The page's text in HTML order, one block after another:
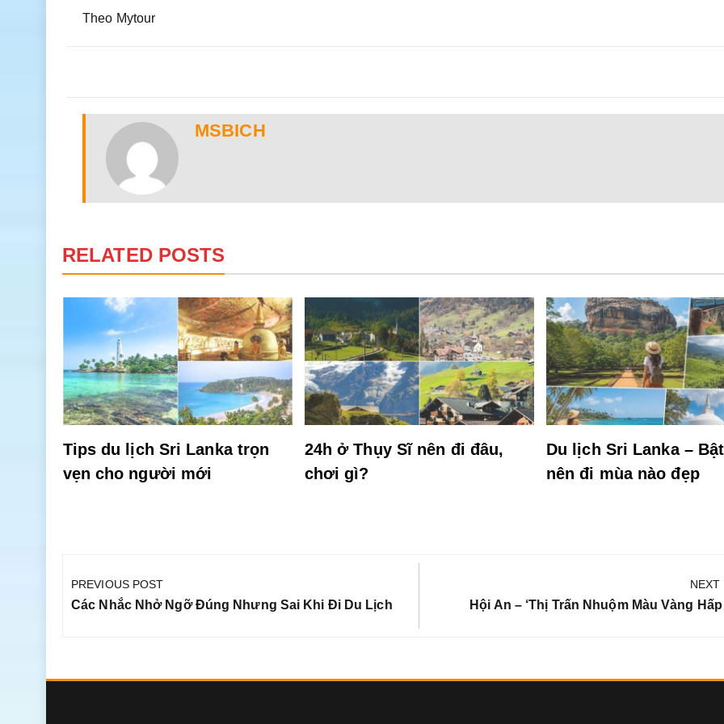
Theo Mytour
MSBICH
RELATED POSTS
Tips du lịch Sri Lanka trọn
vẹn cho người mới
24h ở Thụy Sĩ nên đi đâu,
chơi gì?
Du lịch Sri Lanka –
nên đi mùa nào đẹp
hướng
bài
PREVIOUS POST
Previous
Các Nhắc Nhở Ngỡ Đúng Nhưng Sai Khi Đi Du Lịch
NEXT
Next
Hội An – ‘thị Trấn Nhuộm Màu Vàng Hấp